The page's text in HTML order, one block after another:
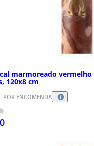
marmoreado vermelho
120x8 cm
POR ENCOMENDA